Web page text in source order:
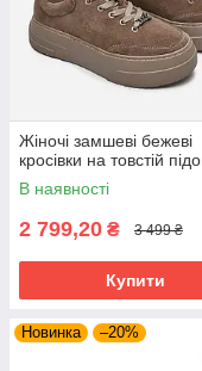
Жіночі замшеві бежеві
кросівки на товстій
В наявності
2 799,20 ₴ 3 499 ₴
Купити
Новинка –20%